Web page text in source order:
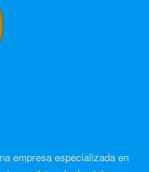
empresa especializada en